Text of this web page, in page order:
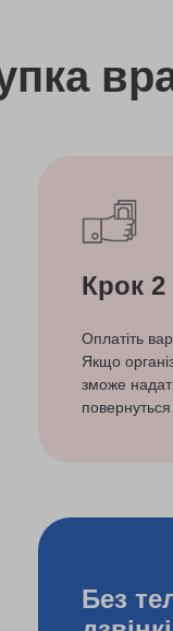
Крок 2
Оплатіть
Якщо
зможе
Без